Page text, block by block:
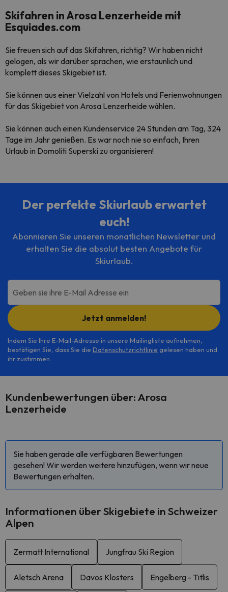
Skifahren in Arosa Lenzerheide mit
Esquiades.com
Sie freuen sich auf das Skifahren, richtig? Wir haben nicht
gelogen, als wir darüber sprachen, wie erstaunlich und
komplett dieses Skigebiet ist.
Sie können aus einer Vielzahl von Hotels und Ferienwohnungen
für das Skigebiet von Arosa Lenzerheide wählen.
Sie können auch einen Kundenservice 24 Stunden am Tag, 324
Tage im Jahr genießen. Es war noch nie so einfach, Ihren
Urlaub in Domoliti Superski zu organisieren!
Der perfekte Skiurlaub erwartet
euch!
Abonnieren Sie unseren monatlichen Newsletter und
erhalten Sie die absolut besten Angebote für
Skiurlaub.
Geben sie ihre E-Mail Adresse ein
Jetzt anmelden!
Indem Sie Ihre E-Mail-Adresse in unsere Mailingliste aufnehmen,
bestätigen Sie, dass Sie die Datenschutzrichtlinie gelesen haben und
ihr zustimmen.
Kundenbewertungen über: Arosa
Lenzerheide
Sie haben gerade alle verfügbaren Bewertungen
gesehen! Wir werden weitere hinzufügen, wenn wir neue
Bewertungen erhalten.
Informationen über Skigebiete in Schweizer
Alpen
Zermatt International Jungfrau Ski Region
Aletsch Arena Davos Klosters Engelberg - Titlis